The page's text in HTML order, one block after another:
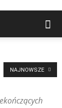
Barnauł
Gruzja
NAJNOWSZE